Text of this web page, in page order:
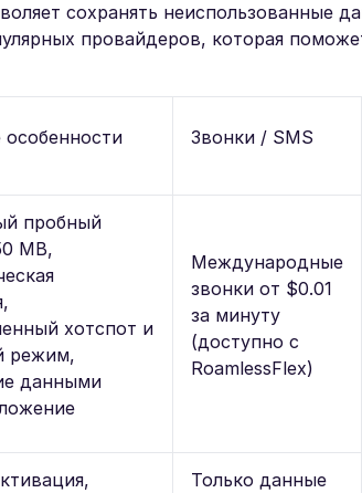
сохранять неиспользованные
провайдеров, которая
Звонки / SMS
пробный
MB,
хотспот и
режим,
данными
Международные
звонки от $0.01
за минуту
(доступно с
RoamlessFlex)
Только данные